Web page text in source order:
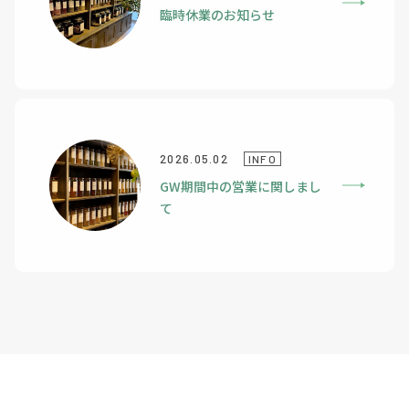
臨時休業のお知らせ
2026.05.02 INFO
GW期間中の営業に関しまし
て